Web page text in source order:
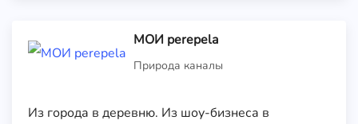
МОИ perepela
Природа каналы
Из города в деревню. Из шоу-бизнеса в